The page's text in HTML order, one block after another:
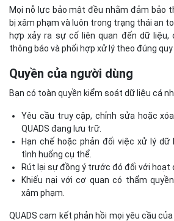
Mọi nỗ lực bảo mật đều nhằm đảm bảo
bị xâm phạm và luôn trong trạng thái an
hợp xảy ra sự cố liên quan đến dữ liệu,
thông báo và phối hợp xử lý theo đúng
Quyền của người dùng
Bạn có toàn quyền kiểm soát dữ liệu cá
Yêu cầu truy cập, chỉnh sửa hoặc
QUADS đang lưu trữ.
Hạn chế hoặc phản đối việc xử lý
tình huống cụ thể.
Rút lại sự đồng ý trước đó đối với hoạt
Khiếu nại với cơ quan có thẩm
xâm phạm.
QUADS cam kết phản hồi mọi yêu cầu